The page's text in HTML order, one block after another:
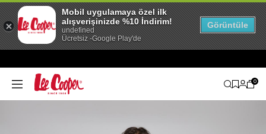
0
Mobil uygulamaya özel ilk
alışverişinizde %10 İndirim!
undefined
Ücretsiz -Google Play'de
Görüntüle